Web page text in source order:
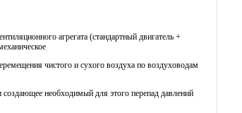
агрегата (стандартный двигатель +
чистого и сухого воздуха по воздуховодам
необходимый для этого перепад давлений